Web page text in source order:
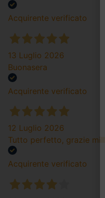
Acquirente verificato
13 Luglio 2026
Buonasera
Acquirente verificato
12 Luglio 2026
Tutto perfetto, grazie
Acquirente verificato